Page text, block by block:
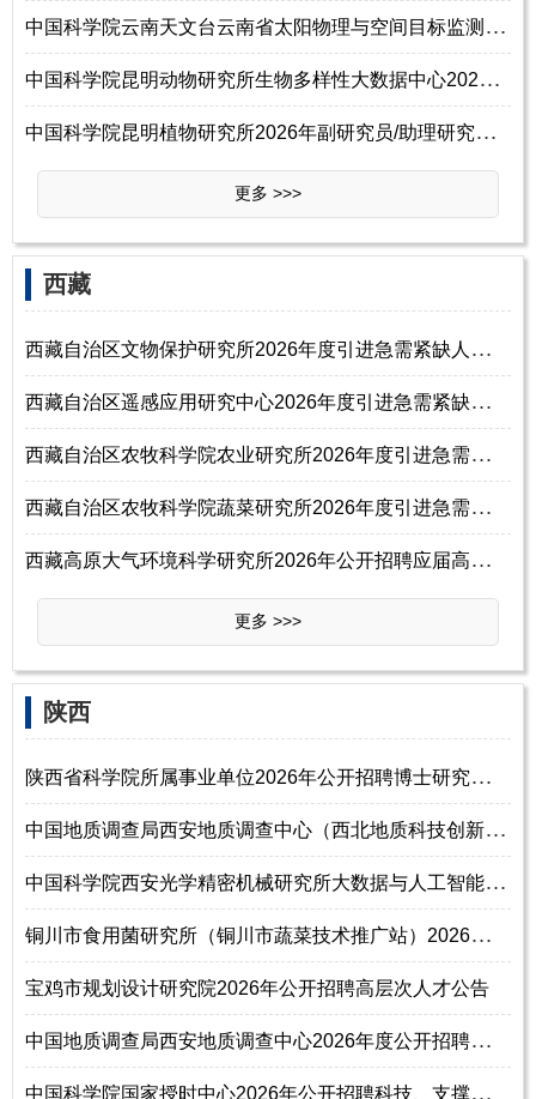
中
国科学院云南天文台云南省太阳物理与空间目标监测重点实验室2026年公开招
中
国科学院昆明动物研究所生物多样性大数据中心2026年招聘正高级专业技术岗
中
国科学院昆明植物研究所2026年副研究员/助理研究员/博士后招聘启事
更多 >>>
‌西‌藏
西
藏自治区文物保护研究所2026年度引进急需紧缺人才公告
西
藏自治区遥感应用研究中心2026年度引进急需紧缺人才公告
西
藏自治区农牧科学院农业研究所2026年度引进急需紧缺人才公告
西
藏自治区农牧科学院蔬菜研究所2026年度引进急需紧缺人才公告
西
藏高原大气环境科学研究所2026年公开招聘应届高校毕业生公告（第一批）
更多 >>>
‌‌陕西
陕
西省科学院所属事业单位2026年公开招聘博士研究生公告
中
国地质调查局西安地质调查中心（西北地质科技创新中心）2026年度公开招聘
中
国科学院西安光学精密机械研究所大数据与人工智能中心2026年招聘启事
铜
川市食用菌研究所（铜川市蔬菜技术推广站）2026年招聘高层次急需紧缺人才
宝鸡市规划设计研究院2026年公开招聘高层次人才公告
中
国地质调查局西安地质调查中心2026年度公开招聘工作人员公告（第一批）
中
国科学院国家授时中心2026年公开招聘科技、支撑、台站岗位工作人员启事